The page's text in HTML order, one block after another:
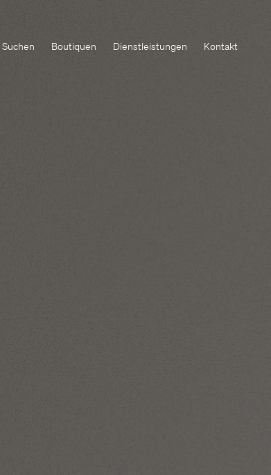
Suchen Boutiquen Dienstleistungen Kontakt